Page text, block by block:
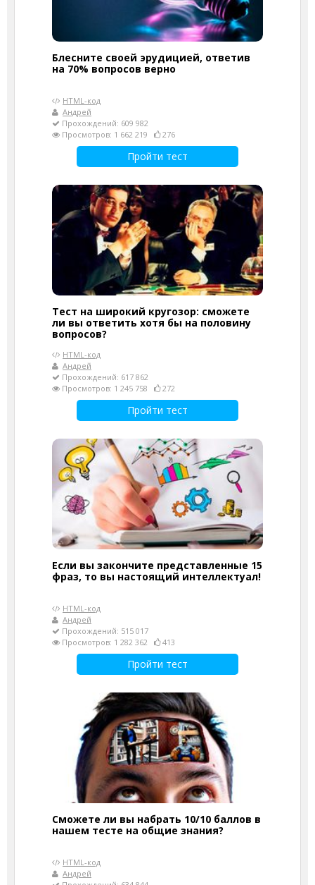
Блесните своей эрудицией, ответив
на 70% вопросов верно
HTML-код
Андрей
Прохождений: 609 982
Просмотров: 1 662 219
276
Пройти тест
Тест на широкий кругозор: сможете
ли вы ответить хотя бы на половину
вопросов?
HTML-код
Андрей
Прохождений: 617 862
Просмотров: 1 245 758
272
Пройти тест
Если вы закончите представленные 15
фраз, то вы настоящий интеллектуал!
HTML-код
Андрей
Прохождений: 515 017
Просмотров: 1 282 362
413
Пройти тест
Сможете ли вы набрать 10/10 баллов в
нашем тесте на общие знания?
HTML-код
Андрей